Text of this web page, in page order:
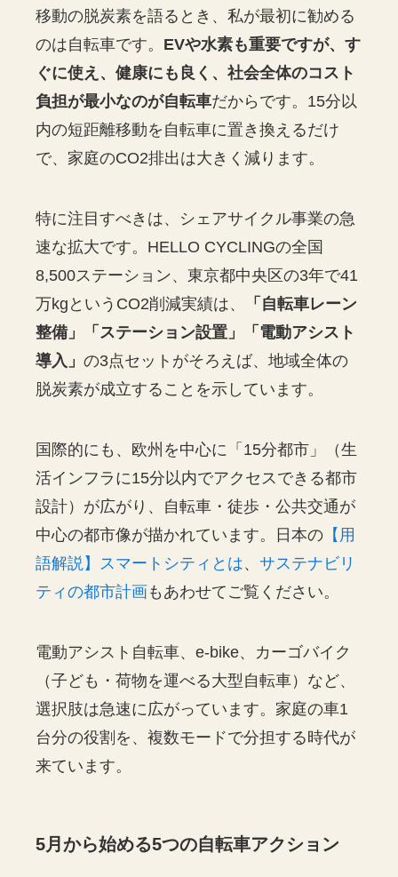
移動の脱炭素を語るとき、私が最初に勧める
のは自転車です。 EVや水素も重要ですが、す
ぐに使え、健康にも良く、社会全体のコスト
負担が最小なのが自転車だからです。15分以
内の短距離移動を自転車に置き換えるだけ
で、家庭のCO2排出は大きく減ります。
特に注目すべきは、シェアサイクル事業の急
速な拡大です。HELLO CYCLINGの全国
8,500ステーション、東京都中央区の3年で41
万kgというCO2削減実績は、
「自転車レーン
整備」「ステーション設置」「電動アシスト
導入」の3点セットがそろえば、地域全体の
脱炭素が成立することを示しています。
国際的にも、欧州を中心に「15分都市」（生
活インフラに15分以内でアクセスできる都市
設計）が広がり、自転車・徒歩・公共交通が
中心の都市像が描かれています。日本の 【用
語解説】スマートシティとは、サステナビリ
ティの都市計画もあわせてご覧ください。
電動アシスト自転車、e-bike、カーゴバイク
（子ども・荷物を運べる大型自転車）など、
選択肢は急速に広がっています。家庭の車1
台分の役割を、複数モードで分担する時代が
来ています。
5月から始める5つの自転車アクション